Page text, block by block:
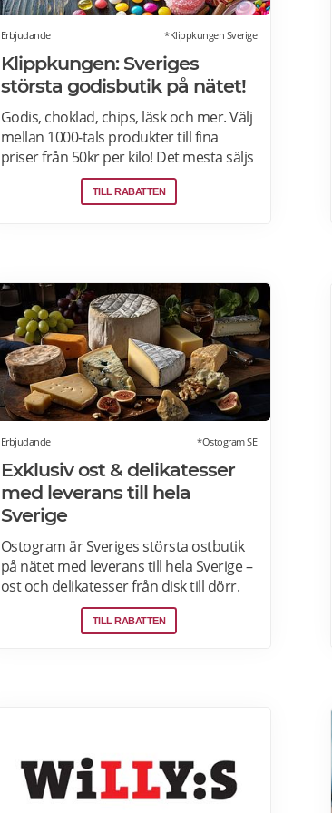
Erbjudande *Klippkungen Sverige
Klippkungen: Sveriges
största godisbutik på nätet!
Godis, choklad, chips, läsk och mer. Välj
mellan 1000-tals produkter till fina
priser från 50kr per kilo! Det mesta säljs
i flerkiloslådor men det finns även
förpackningar som lämpar sig bra som
TILL RABATTEN
Erbjudande *Ostogram SE
Exklusiv ost & delikatesser
med leverans till hela
Sverige
Ostogram är Sveriges största ostbutik
på nätet med leverans till hela Sverige –
ost och delikatesser från disk till dörr.
Ost- & charkprodukter. Färdiga
presentlådor. Ostbrickor. Ostogram
TILL RABATTEN